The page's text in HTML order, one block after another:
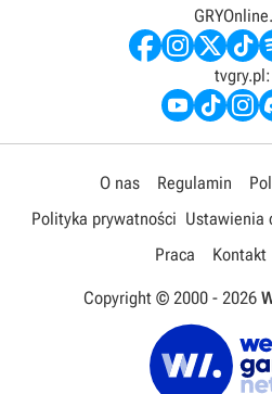
tvgry.pl:
O nas Regulamin
Polityka prywatności Ustawienia
Praca
Kontakt
Copyright © 2000 - 2026